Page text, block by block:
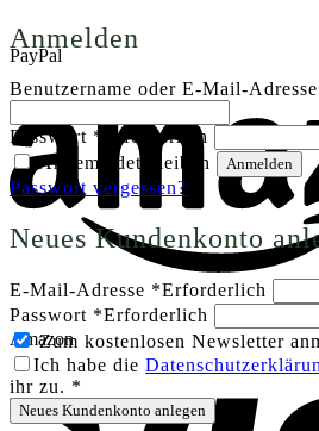
PayPal
Amazon
Anmelden
Benutzername oder E-Mail-Adresse
Passwort *
Erforderlich
Angemeldet bleiben
Anmelden
Passwort vergessen?
Neues Kundenkonto
E-Mail-Adresse *Erforderlich
Passwort *Erforderlich
Zum kostenlosen Newsletter
Ich habe die
ihr zu. *
Neues Kundenkonto anlegen